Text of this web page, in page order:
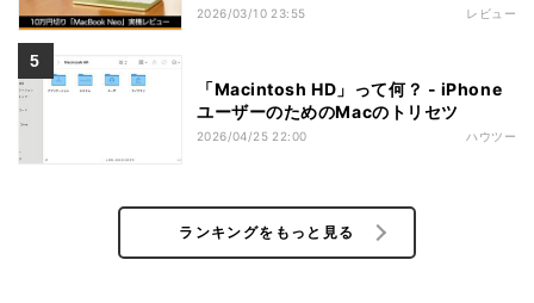
2026/03/10 23:55 レビュー
「Macintosh HD」って何？ - iPhone
ユーザーのためのMacのトリセツ
2026/04/25 22:00 ハウツー
ランキングをもっと見る